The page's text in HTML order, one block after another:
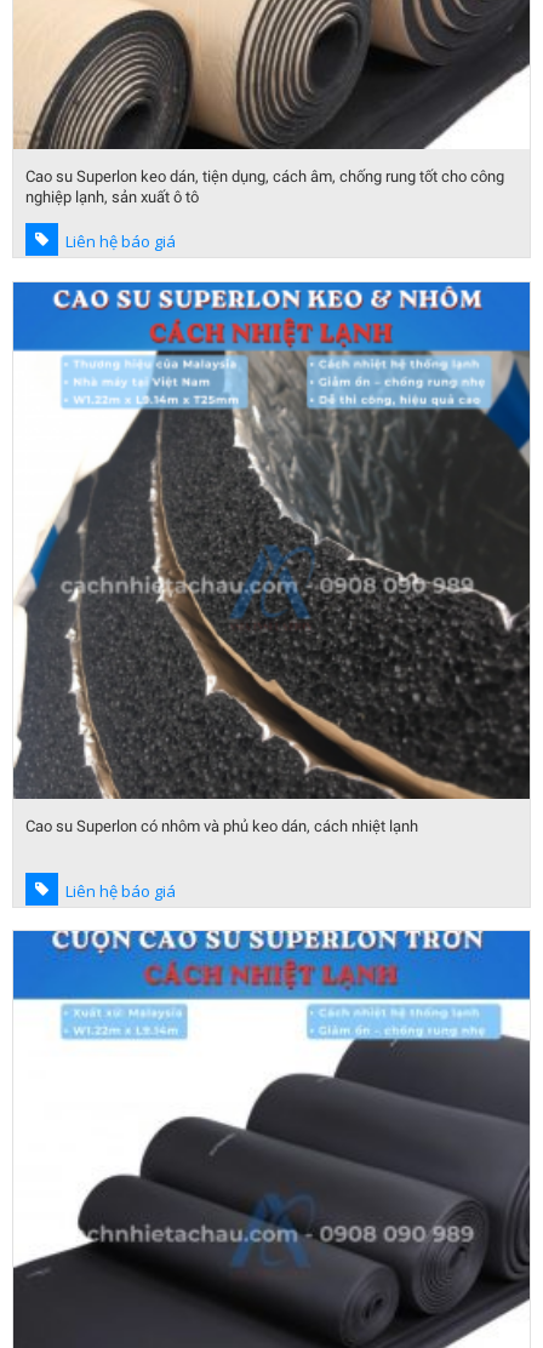
Cao su Superlon keo dán, tiện dụng, cách âm, chống rung tốt cho công
nghiệp lạnh, sản xuất ô tô
Liên hệ báo giá
Cao su Superlon có nhôm và phủ keo dán, cách nhiệt lạnh
Liên hệ báo giá